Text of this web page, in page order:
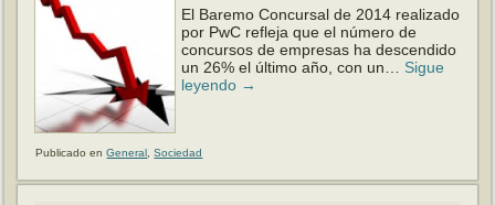
El Baremo Concursal de 2014 realizado
por PwC refleja que el número de
concursos de empresas ha descendido
un 26% el último año, con un… Sigue
leyendo →
Publicado en General ,Sociedad